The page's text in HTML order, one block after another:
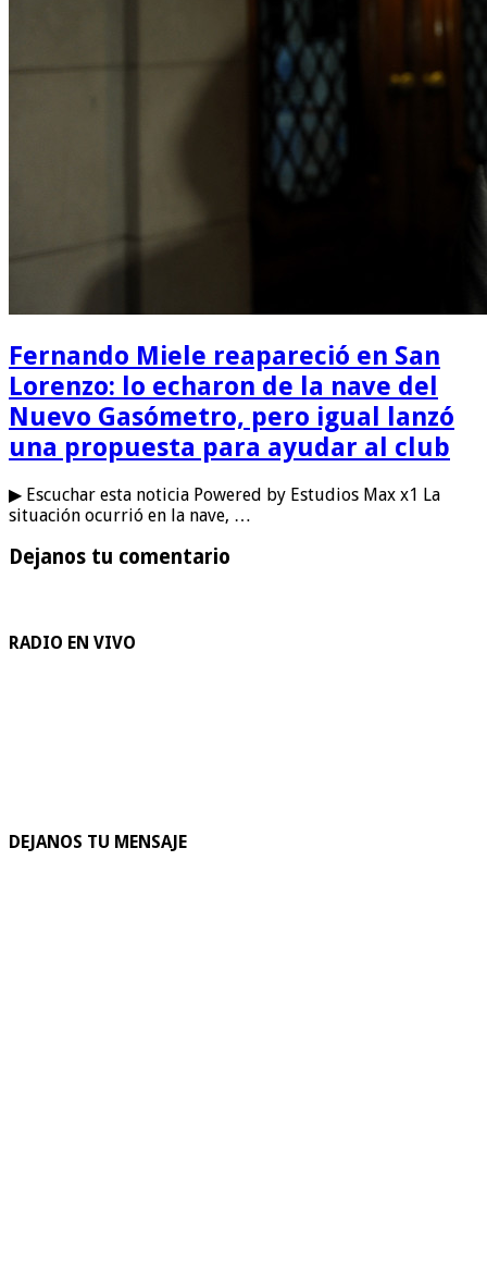
Fernando Miele reapareció en San
Lorenzo: lo echaron de la nave del
Nuevo Gasómetro, pero igual lanzó
una propuesta para ayudar al club
▶ Escuchar esta noticia Powered by Estudios Max x1 La
situación ocurrió en la nave, …
Dejanos tu comentario
RADIO EN VIVO
DEJANOS TU MENSAJE